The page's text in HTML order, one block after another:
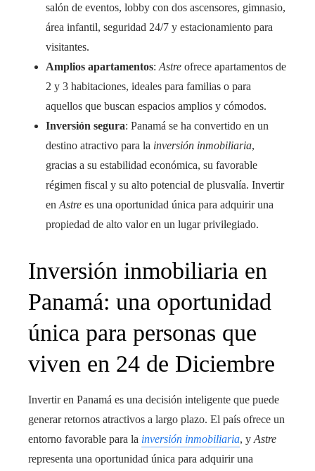
salón de eventos, lobby con dos ascensores, gimnasio,
área infantil, seguridad 24/7 y estacionamiento para
visitantes.
Amplios apartamentos: Astre ofrece apartamentos de
2 y 3 habitaciones, ideales para familias o para
aquellos que buscan espacios amplios y cómodos.
Inversión segura: Panamá se ha convertido en un
destino atractivo para la inversión inmobiliaria,
gracias a su estabilidad económica, su favorable
régimen fiscal y su alto potencial de plusvalía. Invertir
en Astre es una oportunidad única para adquirir una
propiedad de alto valor en un lugar privilegiado.
Inversión inmobiliaria en
Panamá: una oportunidad
única para personas que
viven en 24 de Diciembre
Invertir en Panamá es una decisión inteligente que puede
generar retornos atractivos a largo plazo. El país ofrece un
entorno favorable para la inversión inmobiliaria, y Astre
representa una oportunidad única para adquirir una